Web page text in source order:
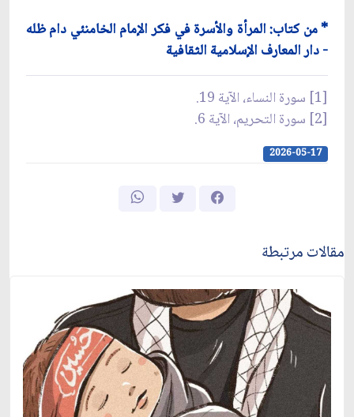
* من كتاب: المرأة والأسرة في فكر الإمام الخامنئي دام ظله
- دار المعارف الإسلامية الثقافية
[1] سورة النساء، الآية 19.
[2] سورة التحريم، الآية 6.
2026-05-17
مقالات مرتبطة